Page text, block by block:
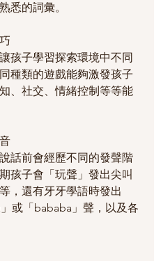
悉的詞彙。
孩子學習探索環境中不同
種類的遊戲能夠激發孩子
、社交、情緒控制等等能
話前會經歷不同的發聲階
孩子會「玩聲」發出尖叫
，還有牙牙學語時發出
」或「bababa」聲，以及各